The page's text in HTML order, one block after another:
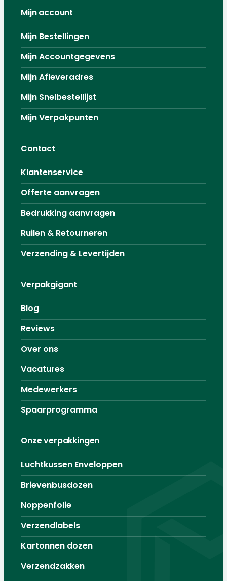
Mijn account
Mijn Bestellingen
Mijn Accountgegevens
Mijn Afleveradres
Mijn Snelbestellijst
Mijn Verpakpunten
Contact
Klantenservice
Offerte aanvragen
Bedrukking aanvragen
Ruilen & Retourneren
Verzending & Levertijden
Verpakgigant
Blog
Reviews
Over ons
Vacatures
Medewerkers
Spaarprogramma
Onze verpakkingen
Luchtkussen Enveloppen
Brievenbusdozen
Noppenfolie
Verzendlabels
Kartonnen dozen
Verzendzakken